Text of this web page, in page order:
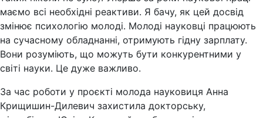
маємо всі необхідні реактиви. Я бачу, як цей досвід
змінює психологію молоді. Молоді науковці працюють
на сучасному обладнанні, отримують гідну зарплату.
Вони розуміють, що можуть бути конкурентними у
світі науки. Це дуже важливо.
За час роботи у проєкті молода науковиця Анна
Крищишин-Дилевич захистила докторську,